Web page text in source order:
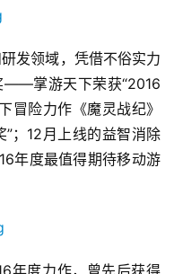
发领域，凭借不俗实力
——掌游天下荣获“2016
冒险力作《魔灵战纪》
；12月上线的益智消除
年度最值得期待移动游